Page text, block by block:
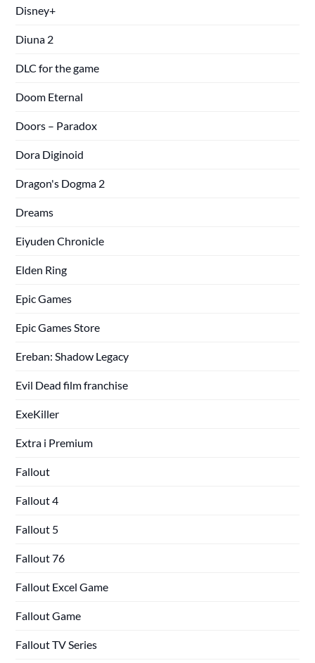
Disney+
Diuna 2
DLC for the game
Doom Eternal
Doors – Paradox
Dora Diginoid
Dragon's Dogma 2
Dreams
Eiyuden Chronicle
Elden Ring
Epic Games
Epic Games Store
Ereban: Shadow Legacy
Evil Dead film franchise
ExeKiller
Extra i Premium
Fallout
Fallout 4
Fallout 5
Fallout 76
Fallout Excel Game
Fallout Game
Fallout TV Series